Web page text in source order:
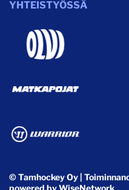
YHTEISTYÖSSÄ
© Tamhockey Oy |
powered byWiseNetwork